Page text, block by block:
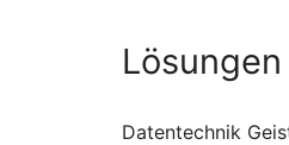
Datentechnik